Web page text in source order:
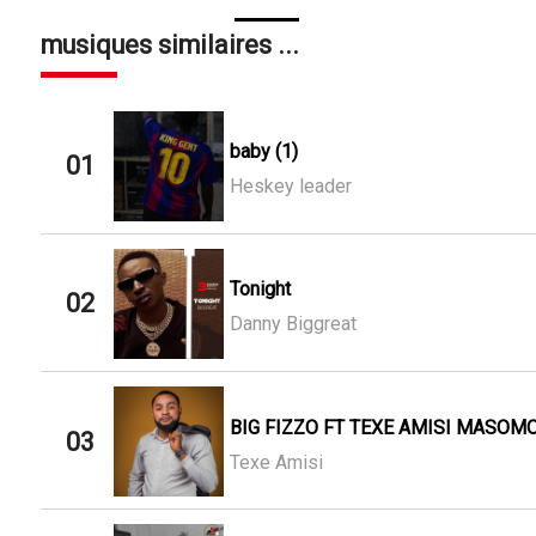
musiques similaires ...
01
baby (1)
Heskey leader
02
Tonight
Danny Biggreat
03
BIG FIZZO FT TEXE AMISI
Texe Amisi